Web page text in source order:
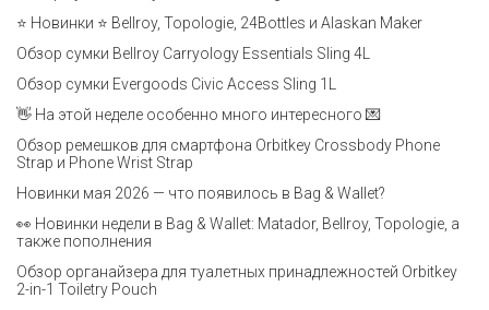
⭐ Новинки ⭐ Bellroy, Topologie, 24Bottles и Alaskan Maker
Обзор сумки Bellroy Carryology Essentials Sling 4L
Обзор сумки Evergoods Civic Access Sling 1L
👋 На этой неделе особенно много интересного 💌
Обзор ремешков для смартфона Orbitkey Crossbody Phone
Strap и Phone Wrist Strap
Новинки мая 2026 — что появилось в Bag & Wallet?
👀 Новинки недели в Bag & Wallet: Matador, Bellroy, Topologie, а
также пополнения
Обзор органайзера для туалетных принадлежностей Orbitkey
2-in-1 Toiletry Pouch